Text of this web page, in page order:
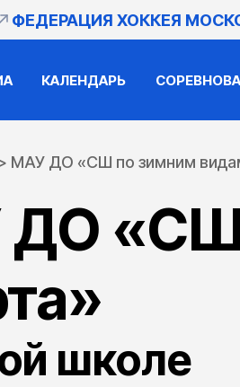
ФЕДЕРАЦИЯ ХОККЕЯ
КАЛЕНДАРЬ
МАУ ДО «СШ по зимним
«СШ
школе